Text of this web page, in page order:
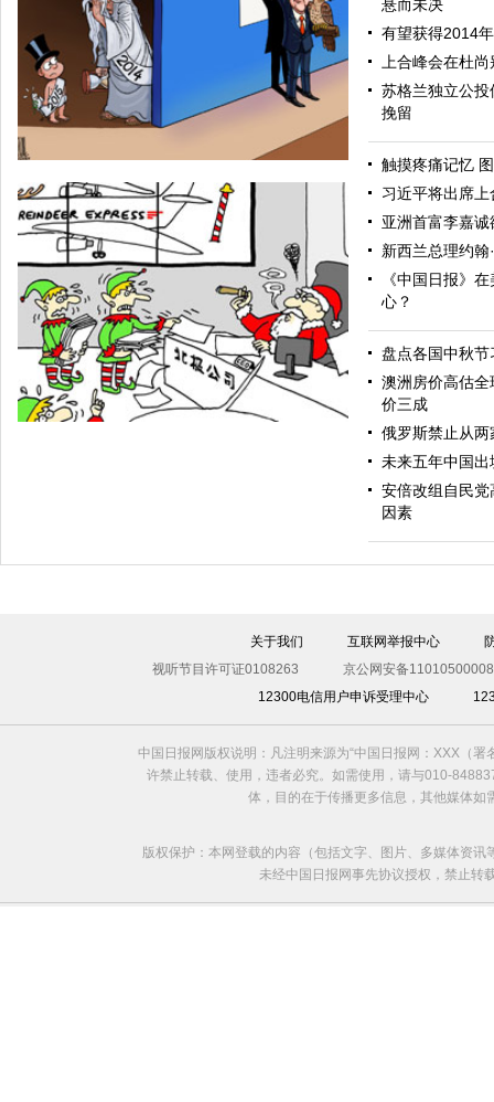
提高警惕
悬而未决
有望获得2014
上合峰会在杜
苏格兰独立公
挽留
触摸疼痛记忆
习近平将出席
亚洲首富李嘉
新西兰总理约翰
《中国日报》
心？
盘点各国中秋节
澳洲房价高估
价三成
俄罗斯禁止从
未来五年中国
安倍改组自民
因素
关于我们 互联网举报中心
视听节目许可证0108263
京公网安备
12300电信用户申诉受理中心
中国日报网版权说明：凡注明来源为“中国日报网：XXX（
许禁止转载、使用，违者必究。如需使用，请与010-
体，目的在于传播更多信息，其他媒体
版权保护：本网登载的内容（包括文字、图片、多媒体资
未经中国日报网事先协议授权，禁止转